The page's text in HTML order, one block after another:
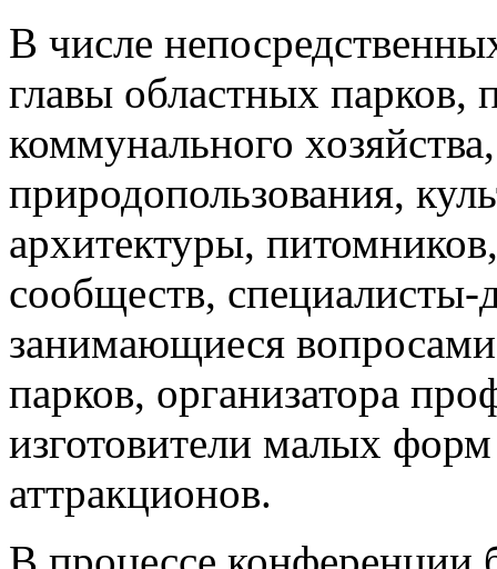
В числе
главы областных
коммунального
природопользования,
архитектуры,
сообществ, специалисты-
занимающиеся
парков, организатора
изготовители малых форм
аттракционов.